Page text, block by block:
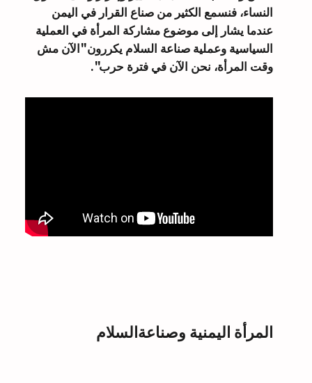
النساء، فنسمع الكثير من صناع القرار في اليمن
عندما يشار إلى موضوع مشاركة المرأة في العملية
السياسية وعملية صناعة السلام يكررون"الآن مش
وقت المرأة، نحن الآن في فترة حرب".
المرأة اليمنية وصناعةالسلام